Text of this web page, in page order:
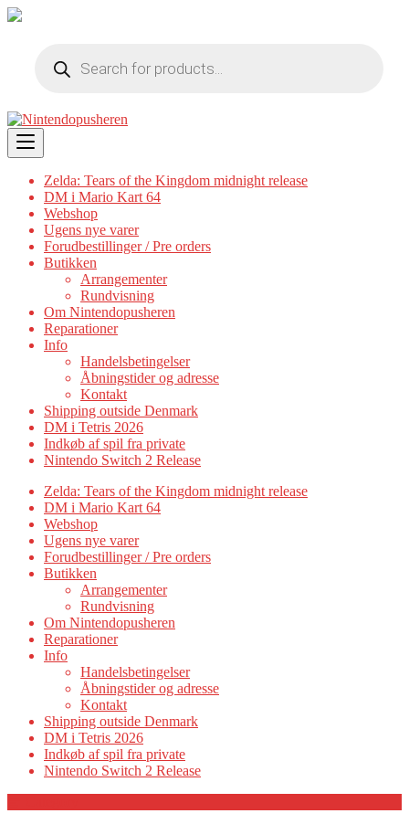
search
Skip
to
content
Zelda: Tears of the Kingdom midnight release
DM i Mario Kart 64
Webshop
Ugens nye varer
Forudbestillinger / Pre orders
Butikken
Arrangementer
Rundvisning
Om Nintendopusheren
Reparationer
Info
Handelsbetingelser
Åbningstider og adresse
Kontakt
Shipping outside Denmark
DM i Tetris 2026
Indkøb af spil fra private
Nintendo Switch 2 Release
Zelda: Tears of the Kingdom midnight release
DM i Mario Kart 64
Webshop
Ugens nye varer
Forudbestillinger / Pre orders
Butikken
Arrangementer
Rundvisning
Om Nintendopusheren
Reparationer
Info
Handelsbetingelser
Åbningstider og adresse
Kontakt
Shipping outside Denmark
DM i Tetris 2026
Indkøb af spil fra private
Nintendo Switch 2 Release